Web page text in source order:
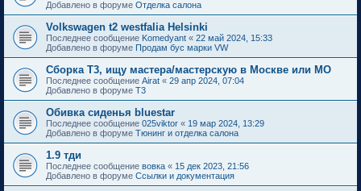
Добавлено в форуме Отделка салона
Volkswagen t2 westfalia Helsinki
Последнее сообщение Komedyant « 22 май 2024, 15:33
Добавлено в форуме Продам бус марки VW
Сборка Т3, ищу мастера/мастерскую в Москве или МО
Последнее сообщение Airat « 29 апр 2024, 07:04
Добавлено в форуме T3
Обивка сиденья bluestar
Последнее сообщение 025viktor « 19 мар 2024, 13:29
Добавлено в форуме Тюнинг и отделка салона
1.9 тди
Последнее сообщение вовка « 15 дек 2023, 21:56
Добавлено в форуме Ссылки и документация